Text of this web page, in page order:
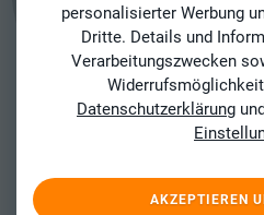
personalisierter Werbung
Dritte. Details und
Verarbeitungszwecken
Datenschutzerklärung
AKZEPTIEREN